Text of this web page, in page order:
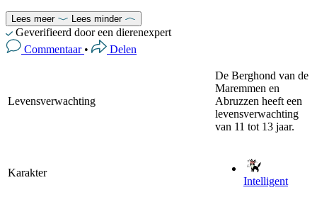
Lees meer Lees minder
Geverifieerd door een dierenexpert
Commentaar • Delen
Levensverwachting
De Berghond van de
Maremmen en
Abruzzen heeft een
levensverwachting
van 11 tot 13 jaar.
Karakter
Intelligent